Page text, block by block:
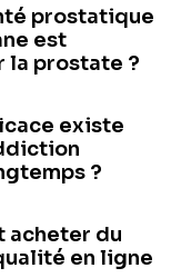
prostatique
est
la prostate ?
existe
?
acheter du
en ligne